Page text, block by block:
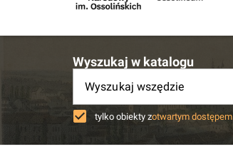
Wyszukaj w katalogu
Wyszukaj wszędzie
tylko obiekty zotwartym dostępem